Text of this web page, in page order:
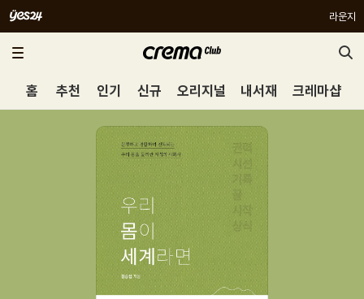
라운지
홈 추천 인기 신규 오리지널 내서재 크레마샵